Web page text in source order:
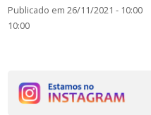
Publicado em 26/11/2021 -
10:00